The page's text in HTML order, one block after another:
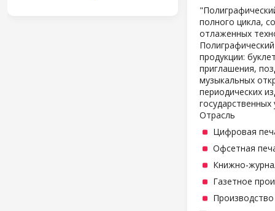
полного цикла,
отлаженных
продукции:
приглашения,
музыкальных
периодических
Отрасль
Цифровая
Офсетная
Книжно-
Газетное